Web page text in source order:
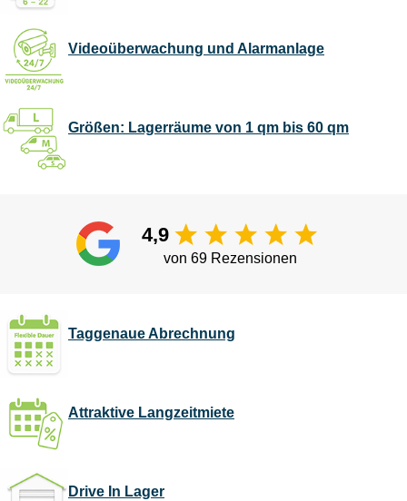
Videoüberwachung und Alarmanlage
Größen: Lagerräume von 1 qm bis 60 qm
4,9
von 69 Rezensionen
Taggenaue Abrechnung
Attraktive Langzeitmiete
Drive In Lager